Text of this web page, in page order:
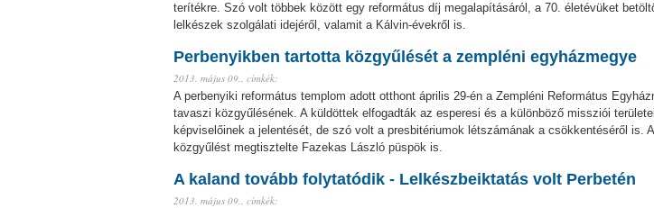
terítékre. Szó volt többek között egy református díj megalapításáról, a 70. életévüket
lelkészek szolgálati idejéről, valamit a Kálvin-évekről is.
Perbenyikben tartotta közgyűlését a zempléni egyházmegye
2013. május 09., címkék:
A perbenyiki református templom adott otthont április 29-én a Zempléni Református
tavaszi közgyűlésének. A küldöttek elfogadták az esperesi és a különböző missziói
képviselőinek a jelentését, de szó volt a presbitériumok létszámának a csökkentéséről is. A
közgyűlést megtisztelte Fazekas László püspök is.
A kaland tovább folytatódik - Lelkészbeiktatás volt Perbetén
2013. május 09., címkék: